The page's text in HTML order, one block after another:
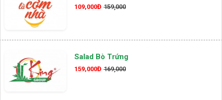
109,000Đ 159,000
Salad Bò Trứng
159,000Đ 169,000